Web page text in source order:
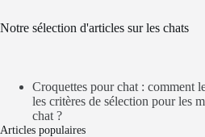
Notre sélection d'articles sur les chats
Croquettes pour chat : comment
les critères de sélection pour les
chat ?
Articles populaires